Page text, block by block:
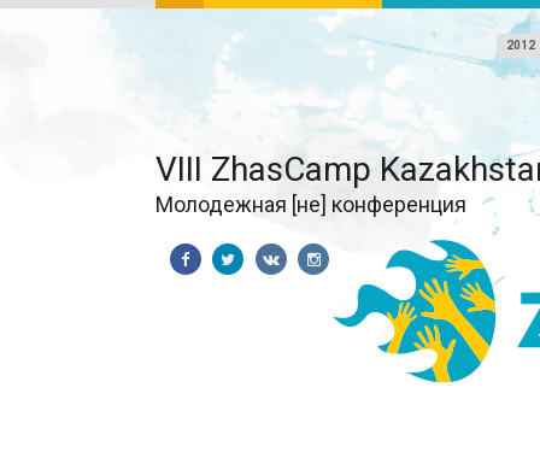
2012
VIII ZhasCamp
Молодежная [не] конференция